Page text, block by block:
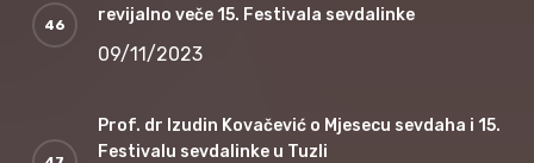
revijalno veče 15. Festivala sevdalinke
09/11/2023
Prof. dr Izudin Kovačević o Mjesecu sevdaha i 15.
Festivalu sevdalinke u Tuzli